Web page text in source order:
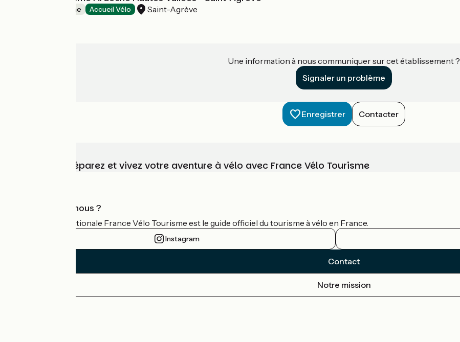
Offices de Tourisme Accueil Vélo Saint-Agrève
Une information à nous communiquer sur cet établissement ?
Signaler un problème
Enregistrer Contacter
Choisissez, préparez et vivez votre aventure à vélo avec France Vélo Tourisme
Qui sommes-nous ?
L'association nationale France Vélo Tourisme est le guide officiel du tourisme à vélo en France.
Instagram
Contact
Notre mission